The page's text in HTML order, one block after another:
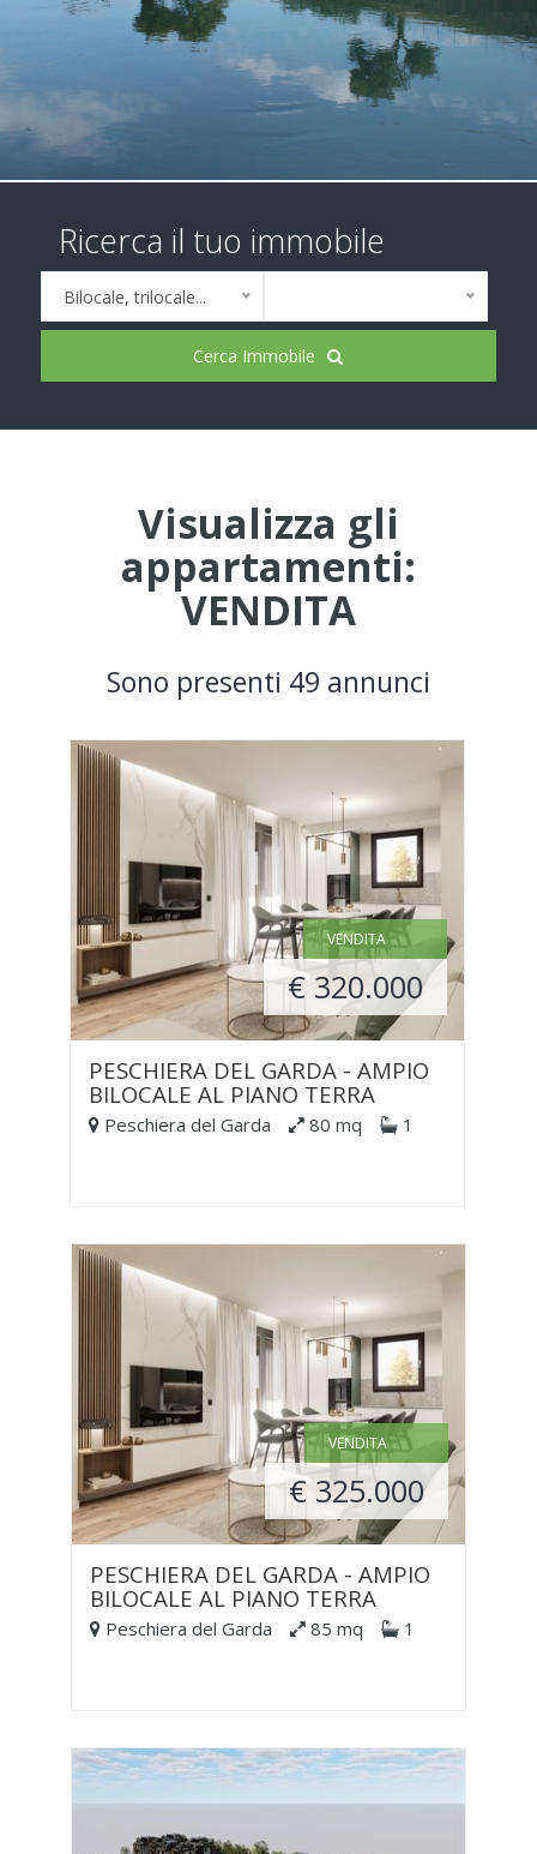
Ricerca il tuo immobile
Bilocale, trilocale...
Cerca Immobile
Visualizza gli
appartamenti:
VENDITA
Sono presenti 49 annunci
VENDITA
€ 320.000
PESCHIERA DEL GARDA - AMPIO
BILOCALE AL PIANO TERRA
Peschiera del Garda 80 mq 1
VENDITA
€ 325.000
PESCHIERA DEL GARDA - AMPIO
BILOCALE AL PIANO TERRA
Peschiera del Garda 85 mq 1